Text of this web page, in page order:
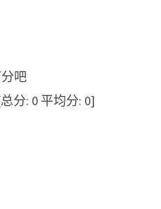
吧
分: 0 平均分: 0]